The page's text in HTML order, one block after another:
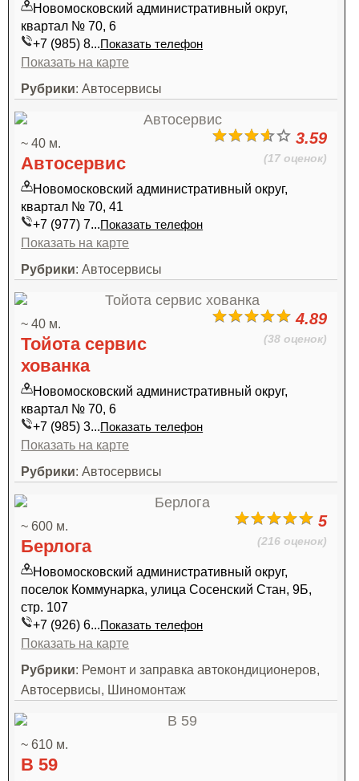
Новомосковский административный округ,
квартал № 70, 6
+7 (985) 8...Показать телефон
Показать на карте
Рубрики: Автосервисы
3.59
(17 оценок)
~ 40 м.
Автосервис
Новомосковский административный округ,
квартал № 70, 41
+7 (977) 7...Показать телефон
Показать на карте
Рубрики: Автосервисы
4.89
(38 оценок)
~ 40 м.
Тойота сервис
хованка
Новомосковский административный округ,
квартал № 70, 6
+7 (985) 3...Показать телефон
Показать на карте
Рубрики: Автосервисы
5
(216 оценок)
~ 600 м.
Берлога
Новомосковский административный округ,
поселок Коммунарка, улица Сосенский Стан, 9Б,
стр. 107
+7 (926) 6...Показать телефон
Показать на карте
Рубрики: Ремонт и заправка автокондиционеров,
Автосервисы, Шиномонтаж
~ 610 м.
В 59